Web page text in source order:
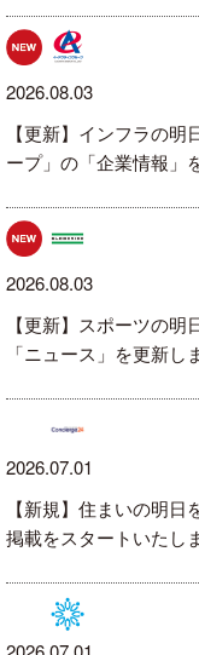
2026.08.03
【更新】インフラの
ープ」の「企業情報」
2026.08.03
【更新】スポーツの
「ニュース」を更新し
2026.07.01
【新規】住まいの明
掲載をスタートいたし